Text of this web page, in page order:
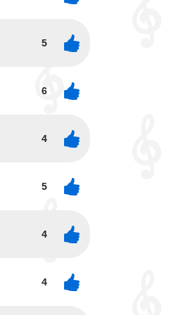
5
6
4
5
4
4